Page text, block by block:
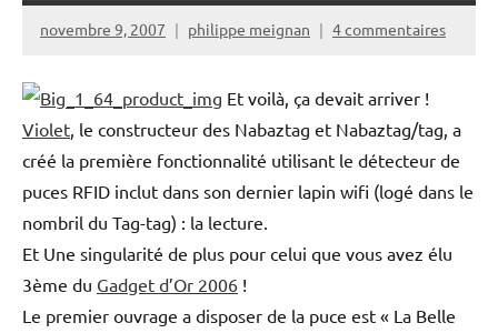
novembre 9, 2007 philippe meignan 4 commentaires
Et voilà, ça devait arriver !
Violet , le constructeur des Nabaztag et Nabaztag/tag, a
créé la première fonctionnalité utilisant le détecteur de
puces RFID inclut dans son dernier lapin wifi (logé dans le
nombril du Tag-tag) : la lecture.
Et Une singularité de plus pour celui que vous avez élu
3ème du Gadget d’Or 2006 !
Le premier ouvrage a disposer de la puce est « La Belle